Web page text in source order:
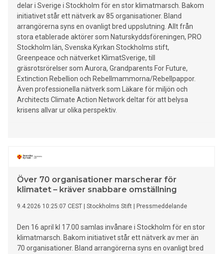
delar i Sverige i Stockholm för en stor klimatmarsch. Bakom
initiativet står ett nätverk av 85 organisationer. Bland
arrangörerna syns en ovanligt bred uppslutning. Allt från
stora etablerade aktörer som Naturskyddsföreningen, PRO
Stockholm län, Svenska Kyrkan Stockholms stift,
Greenpeace och nätverket KlimatSverige, till
gräsrotsrörelser som Aurora, Grandparents For Future,
Extinction Rebellion och Rebellmammorna/Rebellpappor.
Även professionella nätverk som Läkare för miljön och
Architects Climate Action Network deltar för att belysa
krisens allvar ur olika perspektiv.
Över 70 organisationer marscherar för
klimatet – kräver snabbare omställning
9.4.2026 10:25:07 CEST Stockholms Stift Pressmeddelande
Den 16 april kl 17.00 samlas invånare i Stockholm för en stor
klimatmarsch. Bakom initiativet står ett nätverk av mer än
70 organisationer. Bland arrangörerna syns en ovanligt bred